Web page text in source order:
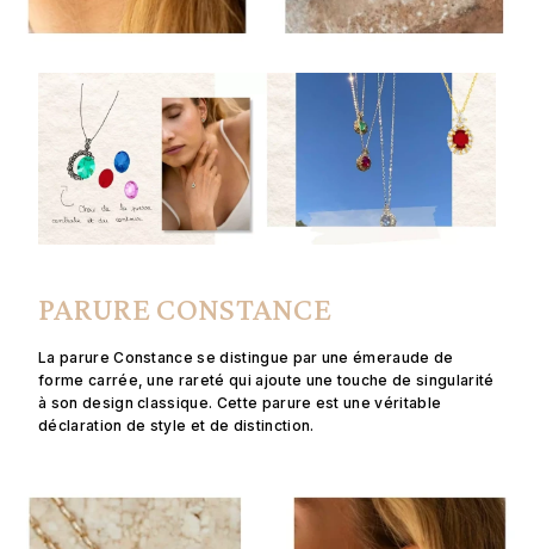
PARURE CONSTANCE
La parure Constance se distingue par une émeraude de
forme carrée, une rareté qui ajoute une touche de singularité
à son design classique. Cette parure est une véritable
déclaration de style et de distinction.